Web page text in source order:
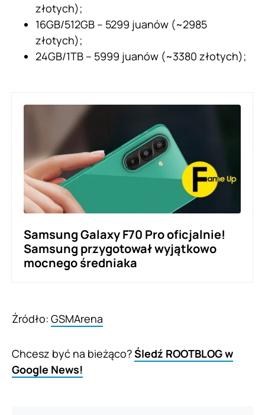
złotych);
16GB/512GB – 5299 juanów (~2985
złotych);
24GB/1TB – 5999 juanów (~3380 złotych);
Samsung Galaxy F70 Pro oficjalnie!
Samsung przygotował wyjątkowo
mocnego średniaka
Źródło: GSMArena
Chcesz być na bieżąco?Śledź ROOTBLOG w
Google News!